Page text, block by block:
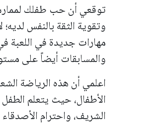
توقعي أن حب طفلك
وتقوية الثقة بالنفس
مهارات جديدة في اللعبة
والمسابقات أيضاً على
اعلمي أن هذه الرياضة
الأطفال، حيث يتعلم
الشريف، واحترام